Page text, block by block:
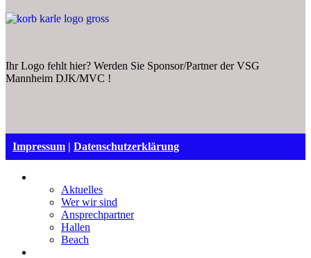
Ihr Logo fehlt hier? Werden Sie Sponsor/Partner der VSG
Mannheim DJK/MVC !
Impressum | Datenschutzerklärung
Aktuelles
Wer wir sind
Ansprechpartner
Hallen
Beach